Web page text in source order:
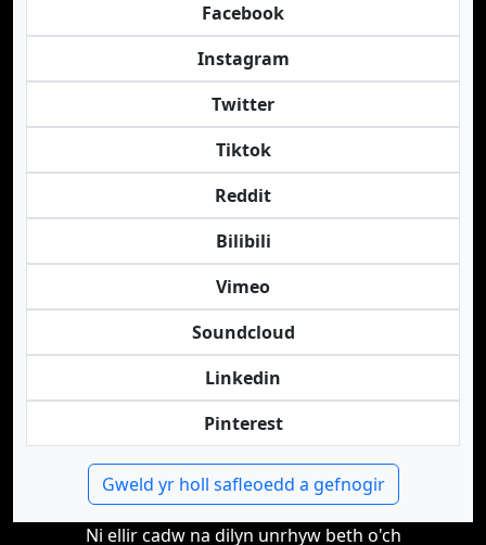
Facebook
Instagram
Twitter
Tiktok
Reddit
Bilibili
Vimeo
Soundcloud
Linkedin
Pinterest
Gweld yr holl safleoedd a gefnogir
Ni ellir cadw na dilyn unrhyw beth o'ch